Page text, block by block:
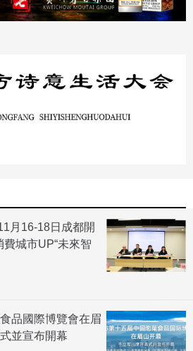
月16-18日成都開
費城市UP“未來智
品國際博覽會在眉
並宣布開幕